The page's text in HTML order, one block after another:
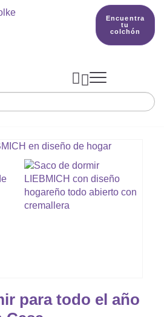
Encuentra
tu
colchón
 
ACCESORIOS
Colecho, Cuna & Co
De Colchón
De Verano
Bebé
Y MANTITA DE
tu colchón
para todo el año